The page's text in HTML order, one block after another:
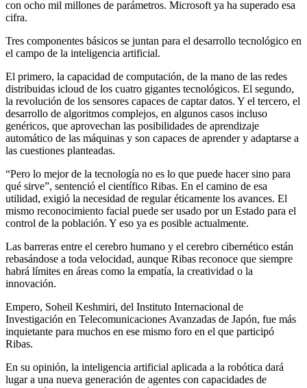
con ocho mil millones de parámetros. Microsoft ya ha superado esa
cifra.
Tres componentes básicos se juntan para el desarrollo tecnológico en
el campo de la inteligencia artificial.
El primero, la capacidad de computación, de la mano de las redes
distribuidas icloud de los cuatro gigantes tecnológicos. El segundo,
la revolución de los sensores capaces de captar datos. Y el tercero, el
desarrollo de algoritmos complejos, en algunos casos incluso
genéricos, que aprovechan las posibilidades de aprendizaje
automático de las máquinas y son capaces de aprender y adaptarse a
las cuestiones planteadas.
“Pero lo mejor de la tecnología no es lo que puede hacer sino para
qué sirve”, sentenció el científico Ribas. En el camino de esa
utilidad, exigió la necesidad de regular éticamente los avances. El
mismo reconocimiento facial puede ser usado por un Estado para el
control de la población. Y eso ya es posible actualmente.
Las barreras entre el cerebro humano y el cerebro cibernético están
rebasándose a toda velocidad, aunque Ribas reconoce que siempre
habrá límites en áreas como la empatía, la creatividad o la
innovación.
Empero, Soheil Keshmiri, del Instituto Internacional de
Investigación en Telecomunicaciones Avanzadas de Japón, fue más
inquietante para muchos en ese mismo foro en el que participó
Ribas.
En su opinión, la inteligencia artificial aplicada a la robótica dará
lugar a una nueva generación de agentes con capacidades de